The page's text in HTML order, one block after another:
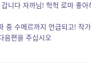
니다 자까님! 헉헉 로마 좋아
중 수메르까지 언급되고! 작가
음편을 주십시오